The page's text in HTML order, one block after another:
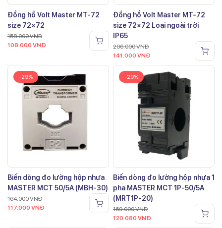
Đồng hồ Volt Master MT-72
size 72×72
158.000VNĐ
108.000 VNĐ
Đồng hồ Volt Master MT-72
size 72×72 Loại ngoài trời
IP65
206.000VNĐ
141.000 VNĐ
-29%
Biến dòng đo lường hộp nhựa
MASTER MCT 50/5A (MBH-30)
164.000VNĐ
117.000 VNĐ
-29%
Biến dòng đo lường hộp nhựa 1
pha MASTER MCT 1P-50/5A
(MRT1P-20)
169.000VNĐ
120.080 VNĐ